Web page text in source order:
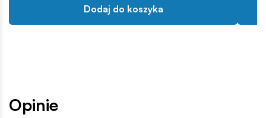
Dodaj do koszyka
Opinie